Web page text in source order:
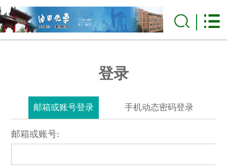
登录
邮箱或账号登录 手机动态密码登录
邮箱或账号: